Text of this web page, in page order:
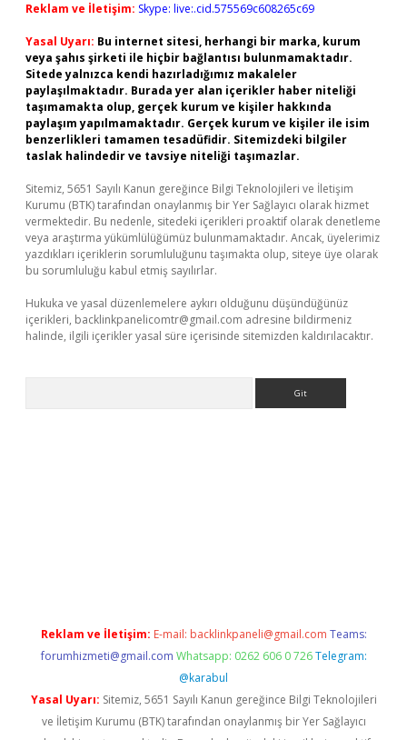
Reklam ve İletişim: Skype: live:.cid.575569c608265c69
Yasal Uyarı: Bu internet sitesi, herhangi bir marka, kurum
veya şahıs şirketi ile hiçbir bağlantısı bulunmamaktadır.
Sitede yalnızca kendi hazırladığımız makaleler
paylaşılmaktadır. Burada yer alan içerikler haber niteliği
taşımamakta olup, gerçek kurum ve kişiler hakkında
paylaşım yapılmamaktadır. Gerçek kurum ve kişiler ile isim
benzerlikleri tamamen tesadüfidir. Sitemizdeki bilgiler
taslak halindedir ve tavsiye niteliği taşımazlar.
Sitemiz, 5651 Sayılı Kanun gereğince Bilgi Teknolojileri ve İletişim
Kurumu (BTK) tarafından onaylanmış bir Yer Sağlayıcı olarak hizmet
vermektedir. Bu nedenle, sitedeki içerikleri proaktif olarak denetleme
veya araştırma yükümlülüğümüz bulunmamaktadır. Ancak, üyelerimiz
yazdıkları içeriklerin sorumluluğunu taşımakta olup, siteye üye olarak
bu sorumluluğu kabul etmiş sayılırlar.
Hukuka ve yasal düzenlemelere aykırı olduğunu düşündüğünüz
içerikleri, backlinkpanelicomtr@gmail.com adresine bildirmeniz
halinde, ilgili içerikler yasal süre içerisinde sitemizden kaldırılacaktır.
Reklam ve İletişim: E-mail: backlinkpaneli@gmail.com Teams:
forumhizmeti@gmail.com Whatsapp: 0262 606 0 726 Telegram:
@karabul
Yasal Uyarı: Sitemiz, 5651 Sayılı Kanun gereğince Bilgi Teknolojileri
ve İletişim Kurumu (BTK) tarafından onaylanmış bir Yer Sağlayıcı